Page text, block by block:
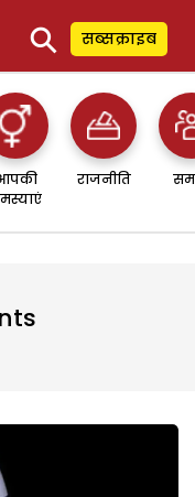
⚲ सब्सक्राइब
राजनीति